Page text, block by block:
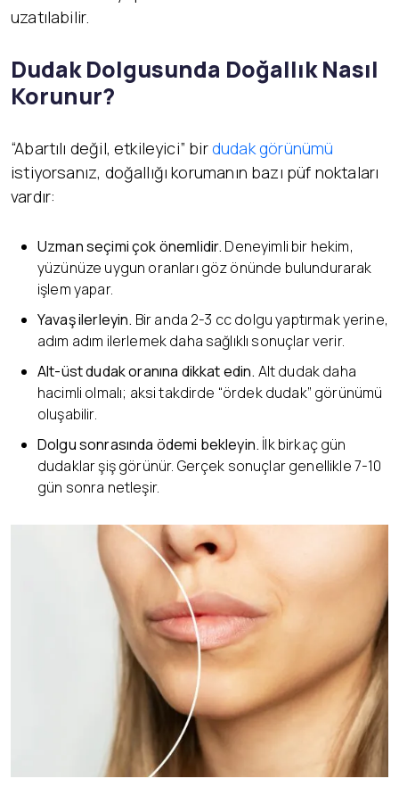
uzatılabilir.
Dudak Dolgusunda Doğallık Nasıl
Korunur?
“Abartılı değil, etkileyici” birdudak görünümü
istiyorsanız, doğallığı korumanın bazı püf noktaları
vardır:
Uzman seçimi çok önemlidir. Deneyimli bir hekim,
yüzünüze uygun oranları göz önünde bulundurarak
işlem yapar.
Yavaş ilerleyin. Bir anda 2-3 cc dolgu yaptırmak yerine,
adım adım ilerlemek daha sağlıklı sonuçlar verir.
Alt-üst dudak oranına dikkat edin. Alt dudak daha
hacimli olmalı; aksi takdirde “ördek dudak” görünümü
oluşabilir.
Dolgu sonrasında ödemi bekleyin. İlk birkaç gün
dudaklar şiş görünür. Gerçek sonuçlar genellikle 7-10
gün sonra netleşir.